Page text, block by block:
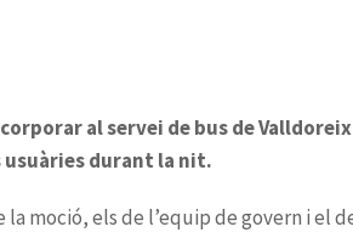
al servei de bus de Valldoreix
usuàries durant la nit.